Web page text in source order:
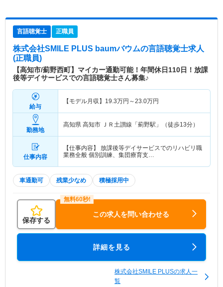
言語聴覚士 正職員
株式会社SMILE PLUS baumバウムの言語聴覚士求人
(正職員)
【高知市/薊野西町】マイカー通勤可能！年間休日110日！放課
後等デイサービスでの言語聴覚士さん募集♪
給与
【モデル月収】 19.3万円～23.0万円
勤務地
高知県 高知市 ＪＲ土讃線「薊野駅」（徒歩13分）
仕事内容
【仕事内容】 放課後等デイサービスでのリハビリ職
業務全般 個別訓練、集団療育支…
車通勤可 残業少なめ 積極採用中
保存する
この求人を問い合わせる
詳細を見る
株式会社SMILE PLUSの求人一
覧